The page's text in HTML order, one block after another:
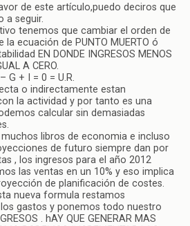
de este artículo,puedo deciros que
a seguir.
tenemos que cambiar el orden de
la ecuación de PUNTO MUERTO ó
EN DONDE INGRESOS MENOS
A CERO.
G + I = 0 = U.R.
o indirectamente estan
la actividad y por tanto es una
calcular sin demasiadas
libros de economia e incluso
de futuro siempre dan por
, los ingresos para el año 2012
las ventas en un 10% y eso implica
de planificación de costes.
nueva formula restamos
gastos y ponemos todo nuestro
. hAY QUE GENERAR MAS